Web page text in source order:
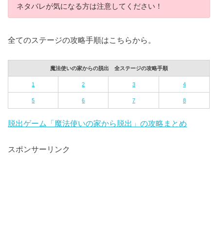
ネタバレが気になる方は注意してください！
全てのステージの攻略手順はこちらから。
魔法使いの家からの脱出 全ステージの攻略手順
1 2 3 4
5 6 7 8
脱出ゲーム「魔法使いの家から脱出」の攻略まとめ
スポンサーリンク